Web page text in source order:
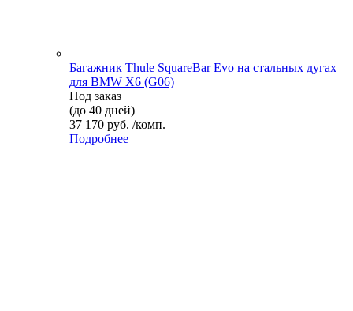
Багажник Thule SquareBar Evo на стальных дугах
для BMW X6 (G06)
Под заказ
(до 40 дней)
37 170 руб. /комп.
Подробнее